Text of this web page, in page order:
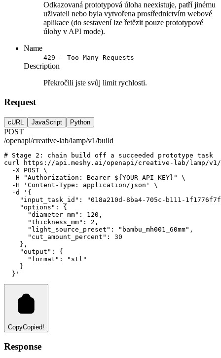
Odkazovaná prototypová úloha neexistuje, patří jinému
uživateli nebo byla vytvořena prostřednictvím webové
aplikace (do sestavení lze řetězit pouze prototypové
úlohy v API mode).
Name
429 - Too Many Requests
Description
Překročili jste svůj limit rychlosti.
Request
cURL JavaScript Python
POST
/openapi/creative-lab/lamp/v1/build
# Stage 2: chain build off a succeeded prototype task
curl
https://api.meshy.ai/openapi/creative-lab/lamp/
-X POST \
-H
"Authorization: Bearer ${YOUR_API_KEY}"
\
-H
'Content-Type: application/json'
\
-d
'{
"input_task_id": "018a210d-8ba4-705c-b111-
    "options": {
      "diameter_mm": 120,
      "thickness_mm": 2,
      "light_source_preset": "bambu_mh001_60mm",
      "cut_amount_percent": 30
    },
    "output": {
      "format": "stl"
    }
  }'
CopyCopied!
Response